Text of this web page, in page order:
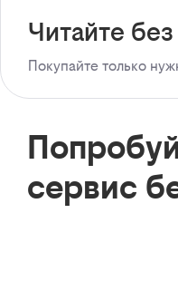
Читайте
Покупайте только
сервис